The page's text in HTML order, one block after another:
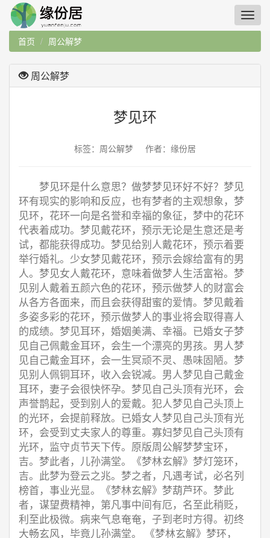
首页 周公解梦
周公解梦
梦见环
标签：周公解梦 作者：缘份居
梦见环是什么意思？做梦梦见环好不好？梦见
环有现实的影响和反应，也有梦者的主观想象，梦
见环，花环一向是名誉和幸福的象征，梦中的花环
代表着成功。梦见戴花环，预示无论是生意还是考
试，都能获得成功。梦见给别人戴花环，预示着要
举行婚礼。少女梦见戴花环，预示会嫁给富有的男
人。梦见女人戴花环，意味着做梦人生活富裕。梦
见别人戴着五颜六色的花环，预示做梦人的财富会
从各方各面来，而且会获得甜蜜的爱情。梦见戴着
多姿多彩的花环，预示做梦人的事业将会取得喜人
的成绩。梦见耳环，婚姻美满、幸福。已婚女子梦
见自己佩戴金耳环，会生一个漂亮的男孩。男人梦
见自己戴金耳环，会一生冥顽不灵、愚味固陋。梦
见别人佩铜耳环，收入会锐减。男人梦见自己戴金
耳环，妻子会很快怀孕。梦见自己头顶有光环，会
声誉鹊起，受到别人的爱戴。犯人梦见自己头顶上
的光环，会提前释放。已婚女人梦见自己头顶有光
环，会受到丈夫家人的尊重。寡妇梦见自己头顶有
光环，监守贞节天下传。原版周公解梦梦宝环，
吉。梦此者，儿孙满堂。《梦林玄解》梦灯笼环，
吉。此梦为登云之兆。梦之者，凡遇考试，必名列
榜首，事业光显。《梦林玄解》梦葫芦环。梦此
者，谋望费精神，第凡事中间有厄，名至此稍贬，
利至此极微。病来气息奄奄，子到老时方得。初终
大畅玄风，毕竟儿孙满堂。 《梦林玄解》梦环，